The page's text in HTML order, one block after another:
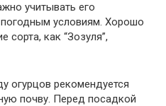
учитывать его
условиям. Хорошо
сорта, как “Зозуля”,
огурцов рекомендуется
почву. Перед посадкой